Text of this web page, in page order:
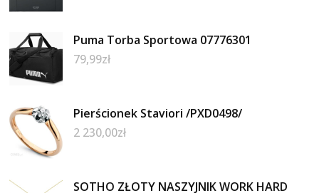
Puma Torba Sportowa 07776301
79,99zł
Pierścionek Staviori /PXD0498/
2 230,00zł
SOTHO ZŁOTY NASZYJNIK WORK HARD